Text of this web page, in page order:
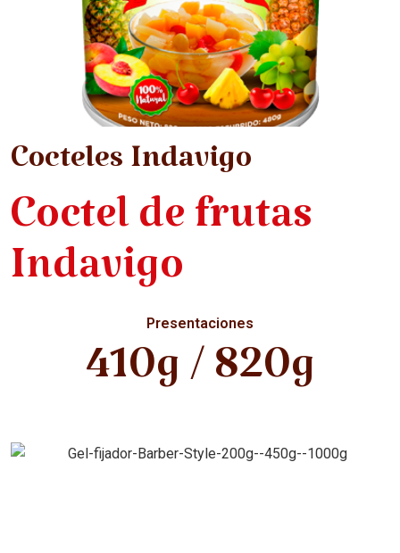
Cocteles Indavigo
Coctel de frutas
Indavigo
Presentaciones
410g / 820g